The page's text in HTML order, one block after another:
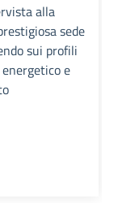
alla
sede
sui profili
e